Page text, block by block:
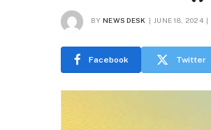
BY NEWS DESK JUNE 18, 2024
Facebook Twitter